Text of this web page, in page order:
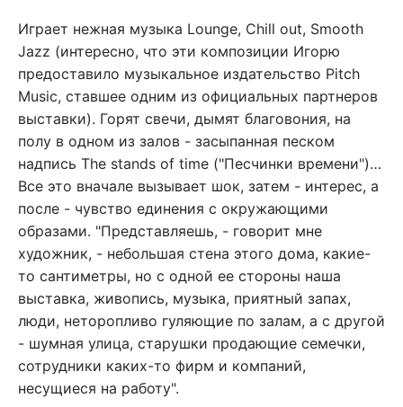
Играет нежная музыка Lounge, Chill out, Smooth
Jazz (интересно, что эти композиции Игорю
предоставило музыкальное издательство Pitch
Music, ставшее одним из официальных партнеров
выставки). Горят свечи, дымят благовония, на
полу в одном из залов - засыпанная песком
надпись The stands of time ("Песчинки времени")…
Все это вначале вызывает шок, затем - интерес, а
после - чувство единения с окружающими
образами. "Представляешь, - говорит мне
художник, - небольшая стена этого дома, какие-
то сантиметры, но с одной ее стороны наша
выставка, живопись, музыка, приятный запах,
люди, неторопливо гуляющие по залам, а с другой
- шумная улица, старушки продающие семечки,
сотрудники каких-то фирм и компаний,
несущиеся на работу".